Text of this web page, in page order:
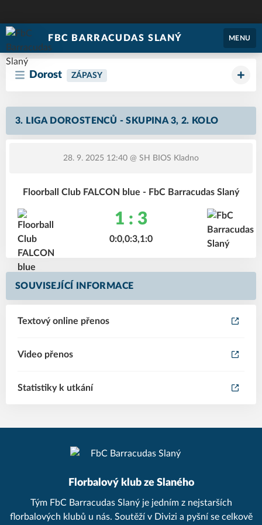
FBC BARRACUDAS SLANÝ MENU
Dorost ZÁPASY
3. LIGA DOROSTENCŮ - SKUPINA 3, 2. KOLO
28. 9. 2025 12:40 @ SH BIOS Kladno
Floorball Club FALCON blue - FbC Barracudas Slaný
1 : 3
0:0,0:3,1:0
SOUVISEJÍCÍ INFORMACE
Textový online přenos
Video přenos
Statistiky k utkání
Florbalový klub ze Slaného
Tým FbC Barracudas Slaný je jedním z nejstarších
florbalových klubů u nás. Soutěží v Divizi a pyšní se celkově